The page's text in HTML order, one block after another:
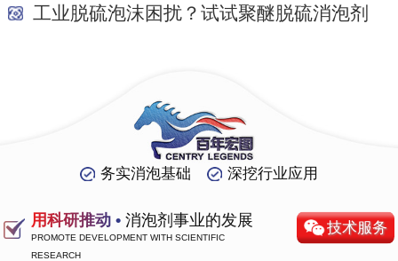
工业脱硫泡沫困扰？试试聚醚脱硫消泡剂
务实消泡基础 深挖行业应用
用科研推动 • 消泡剂事业的发展
PROMOTE DEVELOPMENT WITH SCIENTIFIC
RESEARCH
技术服务